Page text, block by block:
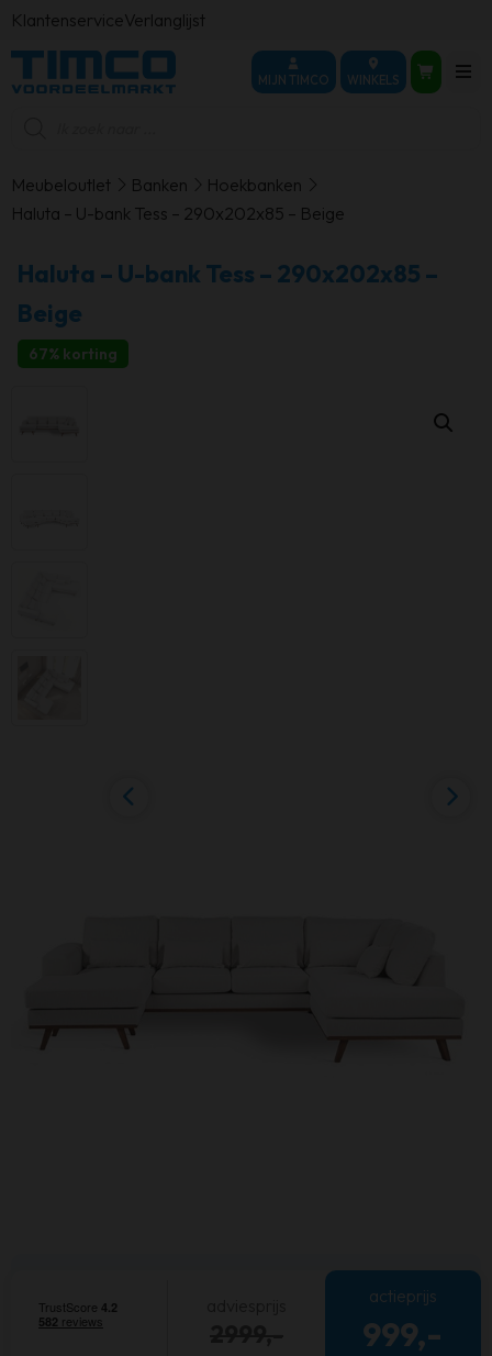
KlantenserviceVerlanglijst
MIJN TIMCO WINKELS
Meubeloutlet Banken
Hoekbanken
Haluta – U-bank Tess – 290x202x85 – Beige
Haluta – U-bank Tess – 290x202x85 –
Beige
67% korting
actieprijs
999,-